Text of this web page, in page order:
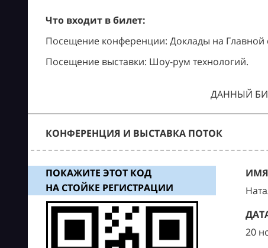
Что входит в билет:
Посещение конференции: Доклады на Главной
Посещение выставки: Шоу-рум технологий.
ДАННЫЙ
КОНФЕРЕНЦИЯ И ВЫСТАВКА ПОТОК
ПОКАЖИТЕ ЭТОТ КОД
НА СТОЙКЕ РЕГИСТРАЦИИ
20